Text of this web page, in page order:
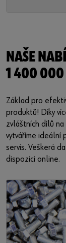
NAŠE
1 400 000
Základ pro
produktů! Díky
zvláštních dílů na
vytváříme ideální
servis. Veškerá
dispozici online.